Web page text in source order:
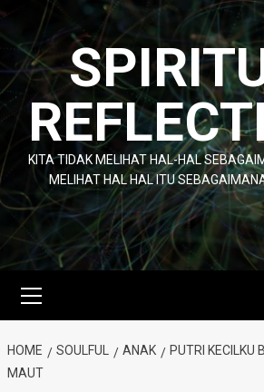
Skip
content
KITA TIDAK MELIHAT HAL-HAL
MELIHAT HAL HAL ITU
Menu
HOME SOULFUL ANAK
PUTRI KECILKU
MAUT